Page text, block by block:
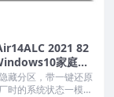
2021 82
家庭版
像下载
藏分区，带一键还原
时的系统状态一模一